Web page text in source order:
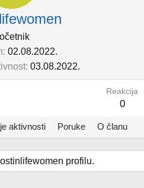
02.08.2022.
03.08.2022.
Reakcija
0
aktivnosti Poruke O članu
profilu.